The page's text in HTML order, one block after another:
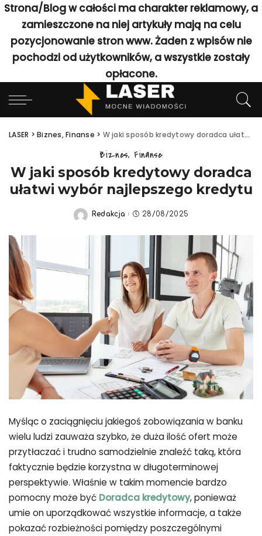
Strona/Blog w całości ma charakter reklamowy, a
zamieszczone na niej artykuły mają na celu
pozycjonowanie stron www. Żaden z wpisów nie
pochodzi od użytkowników, a wszystkie zostały
opłacone.
LASER >Biznes, Finanse > W jaki sposób kredytowy doradca ułatwi wybór najlepszego kredytu
Biznes, Finanse
W jaki sposób kredytowy doradca
ułatwi wybór najlepszego kredytu
Posted
Redakcja 28/08/2025
Myśląc o zaciągnięciu jakiegoś zobowiązania w banku
wielu ludzi zauważa szybko, że duża ilość ofert może
przytłaczać i trudno samodzielnie znaleźć taką, która
faktycznie będzie korzystna w długoterminowej
perspektywie. Właśnie w takim momencie bardzo
pomocny może być Doradca kredytowy, ponieważ
umie on uporządkować wszystkie informacje, a także
pokazać rozbieżności pomiędzy poszczególnymi